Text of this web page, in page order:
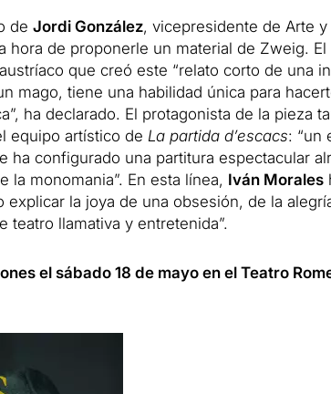
de Jordi González, vicepresidente de Arte y
hora de proponerle un material de Zweig. El
que creó este “relato corto de una
mago, tiene una habilidad única para
ha declarado. El protagonista de la pieza
equipo artístico de La partida d’escacs: “un
ha configurado una partitura espectacular
monomania”. En esta línea, Iván Morales
la joya de una obsesión, de la
teatro llamativa y entretenida”.
el sábado 18 de mayo en el Teatro